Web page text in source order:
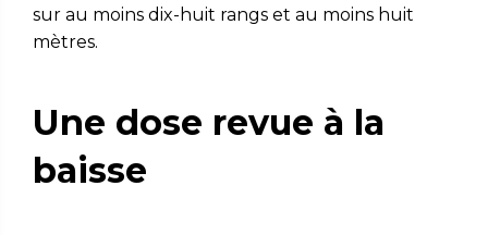
sur au moins dix-huit rangs et au moins huit
mètres.
Une dose revue à la
baisse